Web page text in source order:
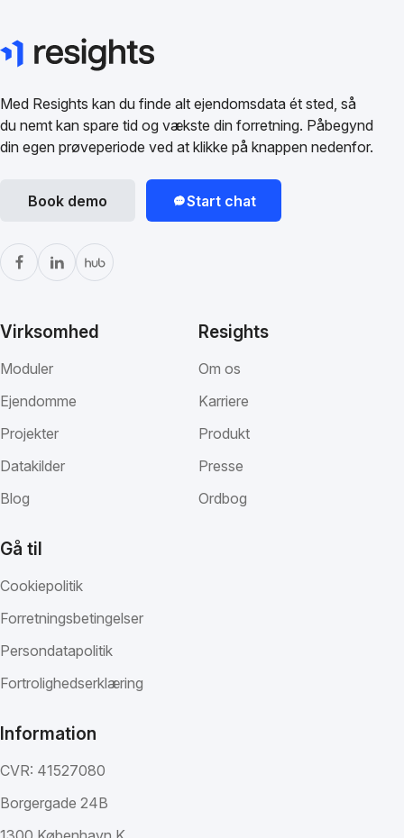
Med Resights kan du finde alt ejendomsdata ét sted, så
du nemt kan spare tid og vækste din forretning. Påbegynd
din egen prøveperiode ved at klikke på knappen nedenfor.
Book demo Start chat
Virksomhed
Moduler
Ejendomme
Projekter
Datakilder
Blog
Resights
Om os
Karriere
Produkt
Presse
Ordbog
Gå til
Cookiepolitik
Forretningsbetingelser
Persondatapolitik
Fortrolighedserklæring
Information
CVR: 41527080
Borgergade 24B